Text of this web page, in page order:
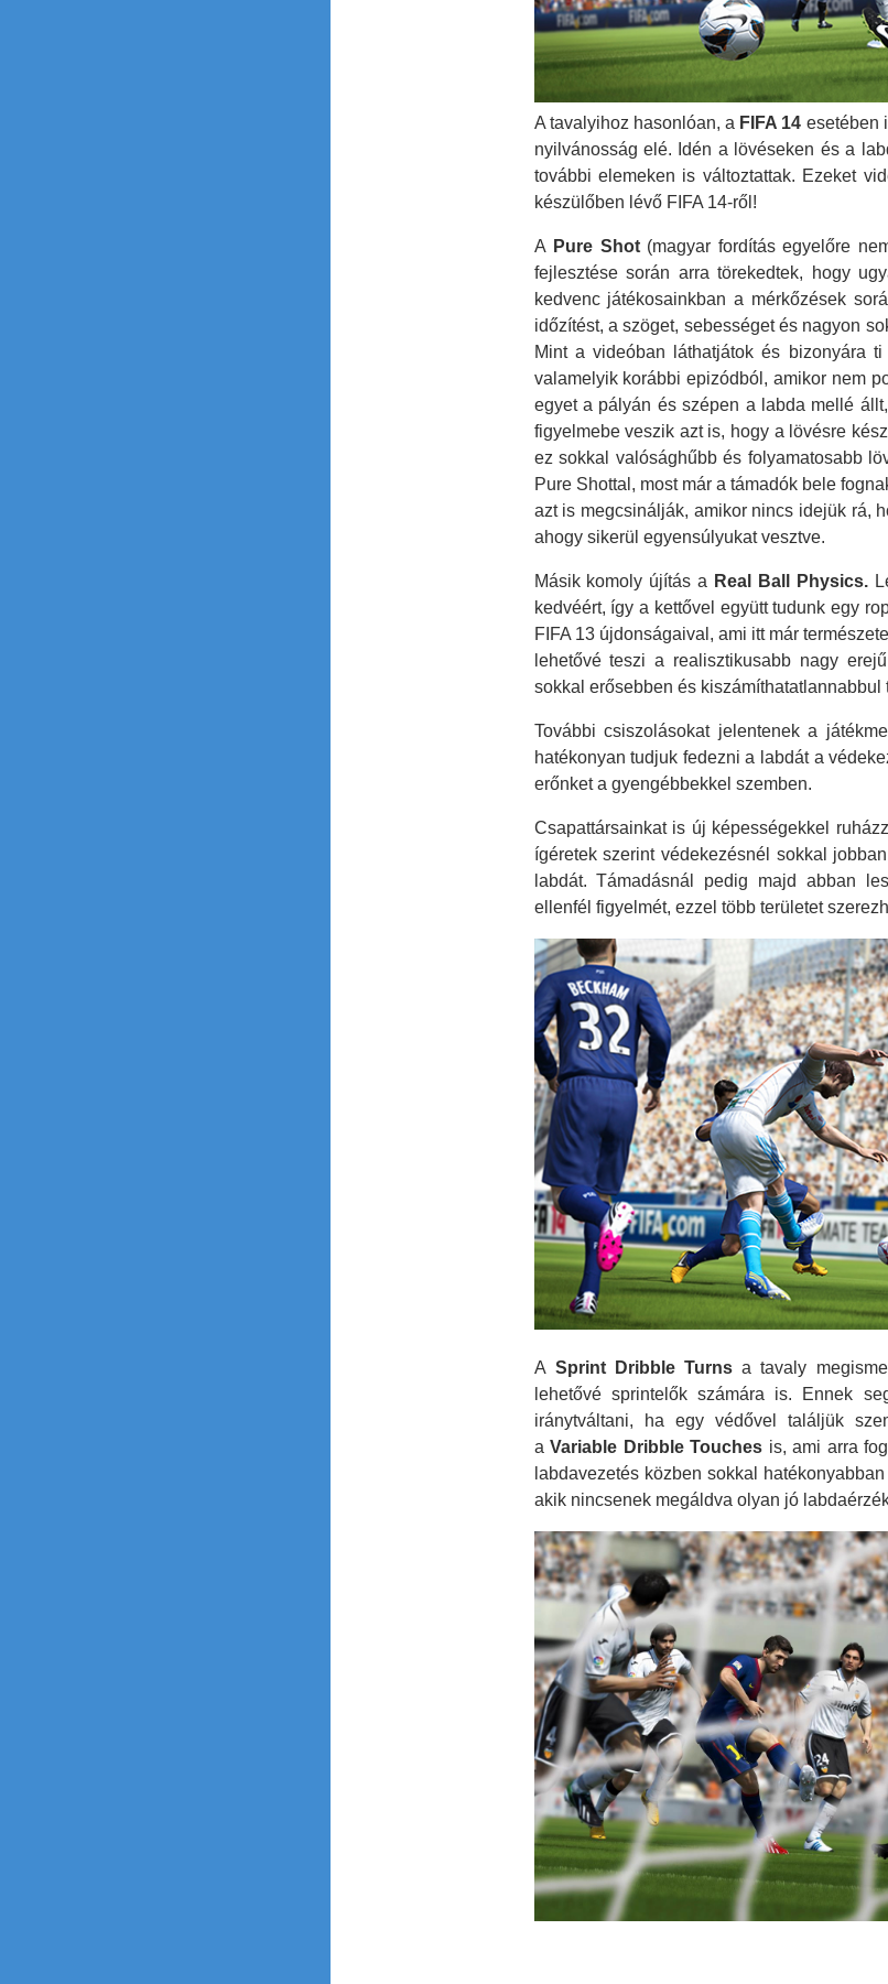
A tavalyihoz hasonlóan, a FIFA 14 esetében
nyilvánosság elé. Idén a lövéseken és a
további elemeken is változtattak. Ezeket
készülőben lévő FIFA 14-ről!
A Pure Shot(magyar fordítás egyelőre
fejlesztése során arra törekedtek, hogy
kedvenc játékosainkban a mérkőzések
időzítést, a szöget, sebességet és nagyon
Mint a videóban láthatjátok és bizonyára
valamelyik korábbi epizódból, amikor nem
egyet a pályán és szépen a labda mellé
figyelmebe veszik azt is, hogy a lövésre
ez sokkal valósághűbb és folyamatosabb
Pure Shottal, most már a támadók bele
azt is megcsinálják, amikor nincs idejük rá,
ahogy sikerül egyensúlyukat vesztve.
Másik komoly újítás a Real Ball Physics.
kedvéért, így a kettővel együtt tudunk egy
FIFA 13 újdonságaival, ami itt már
lehetővé teszi a realisztikusabb nagy
sokkal erősebben és
További csiszolásokat jelentenek a
hatékonyan tudjuk fedezni a labdát a
erőnket a gyengébbekkel szemben.
Csapattársainkat is új képességekkel
ígéretek szerint védekezésnél sokkal
labdát. Támadásnál pedig majd abban
ellenfél figyelmét, ezzel több területet
A Sprint Dribble Turns a tavaly
lehetővé sprintelők számára is. Ennek
iránytváltani, ha egy védővel találjük
a Variable Dribble Touches is, ami arra
labdavezetés közben sokkal
akik nincsenek megáldva olyan jó